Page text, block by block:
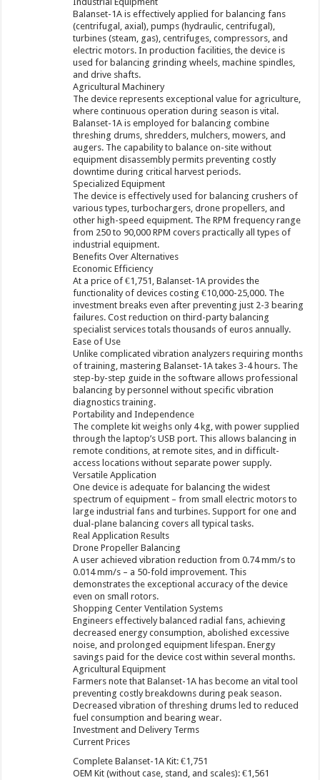
Balanset-1A is effectively applied for balancing fans
(centrifugal, axial), pumps (hydraulic, centrifugal),
turbines (steam, gas), centrifuges, compressors, and
electric motors. In production facilities, the device is
used for balancing grinding wheels, machine spindles,
and drive shafts.
Agricultural Machinery
The device represents exceptional value for agriculture,
where continuous operation during season is vital.
Balanset-1A is employed for balancing combine
threshing drums, shredders, mulchers, mowers, and
augers. The capability to balance on-site without
equipment disassembly permits preventing costly
downtime during critical harvest periods.
Specialized Equipment
The device is effectively used for balancing crushers of
various types, turbochargers, drone propellers, and
other high-speed equipment. The RPM frequency range
from 250 to 90,000 RPM covers practically all types of
industrial equipment.
Benefits Over Alternatives
Economic Efficiency
At a price of €1,751, Balanset-1A provides the
functionality of devices costing €10,000-25,000. The
investment breaks even after preventing just 2-3 bearing
failures. Cost reduction on third-party balancing
specialist services totals thousands of euros annually.
Ease of Use
Unlike complicated vibration analyzers requiring months
of training, mastering Balanset-1A takes 3-4 hours. The
step-by-step guide in the software allows professional
balancing by personnel without specific vibration
diagnostics training.
Portability and Independence
The complete kit weighs only 4 kg, with power supplied
through the laptop’s USB port. This allows balancing in
remote conditions, at remote sites, and in difficult-
access locations without separate power supply.
Versatile Application
One device is adequate for balancing the widest
spectrum of equipment – from small electric motors to
large industrial fans and turbines. Support for one and
dual-plane balancing covers all typical tasks.
Real Application Results
Drone Propeller Balancing
A user achieved vibration reduction from 0.74 mm/s to
0.014 mm/s – a 50-fold improvement. This
demonstrates the exceptional accuracy of the device
even on small rotors.
Shopping Center Ventilation Systems
Engineers effectively balanced radial fans, achieving
decreased energy consumption, abolished excessive
noise, and prolonged equipment lifespan. Energy
savings paid for the device cost within several months.
Agricultural Equipment
Farmers note that Balanset-1A has become an vital tool
preventing costly breakdowns during peak season.
Decreased vibration of threshing drums led to reduced
fuel consumption and bearing wear.
Investment and Delivery Terms
Current Prices
Complete Balanset-1A Kit: €1,751
OEM Kit (without case, stand, and scales): €1,561